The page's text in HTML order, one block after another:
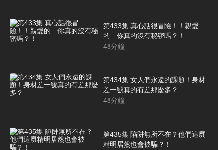
第433集 真心話很冒險！！親愛
的…你真的沒有秘密嗎？！
48分鐘
第434集 女人們永遠的課題！身材
差一號真的有差那麼多？
48分鐘
第435集 陷阱無所不在？他們這麼
精明居然也會被騙？！